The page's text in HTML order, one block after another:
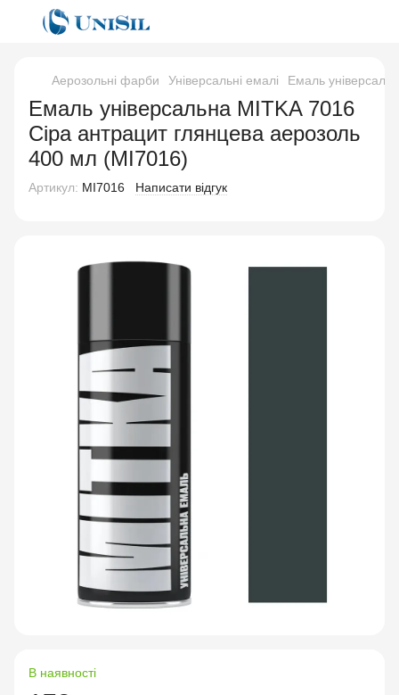
Аерозольні фарби Універсальні емалі Емаль
Емаль універсальна MITKA 7016
Сіра антрацит глянцева аерозоль
400 мл (MI7016)
Артикул: MI7016 Написати відгук
В наявності